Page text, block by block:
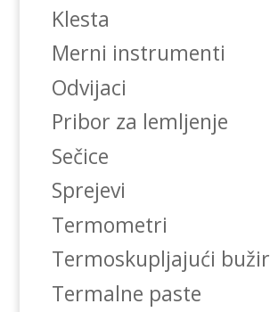
Klesta
Merni instrumenti
Odvijaci
Pribor za lemljenje
Sečice
Sprejevi
Termometri
Termoskupljajući bužir
Termalne paste